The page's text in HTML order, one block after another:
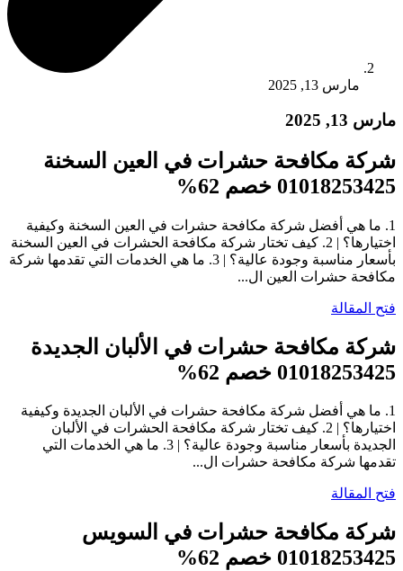
مارس 13, 2025
مارس 13, 2025
شركة مكافحة حشرات في العين السخنة
01018253425 خصم 62%
1. ما هي أفضل شركة مكافحة حشرات في العين السخنة وكيفية
اختيارها؟ | 2. كيف تختار شركة مكافحة الحشرات في العين السخنة
بأسعار مناسبة وجودة عالية؟ | 3. ما هي الخدمات التي تقدمها شركة
مكافحة حشرات العين ال...
فتح المقالة
شركة مكافحة حشرات في الألبان الجديدة
01018253425 خصم 62%
1. ما هي أفضل شركة مكافحة حشرات في الألبان الجديدة وكيفية
اختيارها؟ | 2. كيف تختار شركة مكافحة الحشرات في الألبان
الجديدة بأسعار مناسبة وجودة عالية؟ | 3. ما هي الخدمات التي
تقدمها شركة مكافحة حشرات ال...
فتح المقالة
شركة مكافحة حشرات في السويس
01018253425 خصم 62%